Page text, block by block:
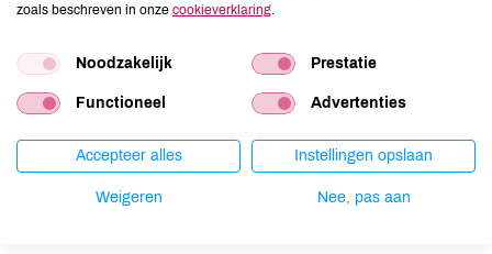
Noten
niet aanwezig
Schaaldieren
niet aanwezig
Selderij
niet aanwezig
Sesam
niet aanwezig
Soja
niet aanwezig
niet aanwezig
zoals beschreven in onze cookieverklaring
Noodzakelijk Prestatie
Functioneel Advertenties
Accepteer alles Instellingen opslaan
Weigeren Nee, pas aan